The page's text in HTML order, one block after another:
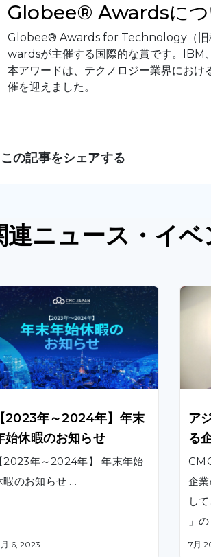
Globee® Awardsに
Globee® Awards for Technology（旧
wardsが主催する国際的な賞です。
本アワードは、テクノロジー業界にお
催を迎えました。
この記事をシェアする
連ニュース ・イ
【2023年～2024年】年末
始休暇のお知らせ
【2023年～2024年】 年末年始
暇のお知らせ …
月 6, 2023
ア
る
企
し
」
rk
7月